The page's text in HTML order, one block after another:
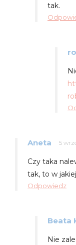
tak.
Aneta 5
Czy taka
tak, to w
Odpowiedz
Beata
Nie